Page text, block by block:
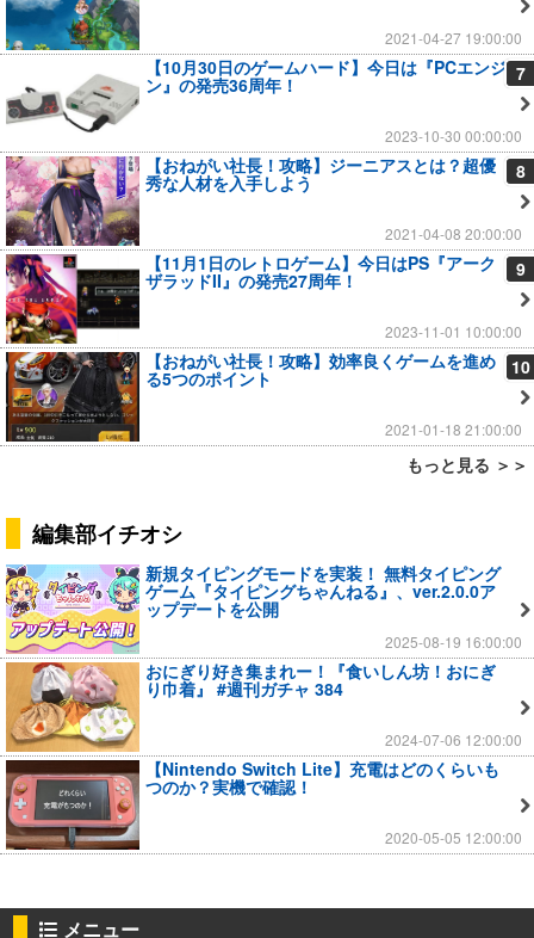
2021-04-27 19:00:00
7
【10月30日のゲームハード】今日は『PCエンジ
ン』の発売36周年！
2023-10-30 00:00:00
8
【おねがい社長！攻略】ジーニアスとは？超優
秀な人材を入手しよう
2021-04-08 20:00:00
9
【11月1日のレトロゲーム】今日はPS『アーク
ザラッドII』の発売27周年！
2023-11-01 10:00:00
10
【おねがい社長！攻略】効率良くゲームを進め
る5つのポイント
2021-01-18 21:00:00
もっと見る ＞＞
編集部イチオシ
新規タイピングモードを実装！ 無料タイピング
ゲーム『タイピングちゃんねる』、ver.2.0.0ア
ップデートを公開
2025-08-19 16:00:00
おにぎり好き集まれー！『食いしん坊！おにぎ
り巾着』 #週刊ガチャ 384
2024-07-06 12:00:00
【Nintendo Switch Lite】充電はどのくらいも
つのか？実機で確認！
2020-05-05 12:00:00
メニュー